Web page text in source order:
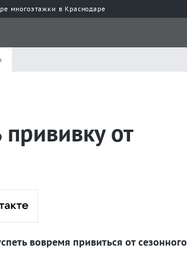
многоэтажки в Краснодаре
от
вовремя привиться от сезонного